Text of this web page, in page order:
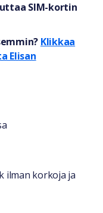
SIM-kortin
Klikkaa
Elisan
ilman korkoja ja